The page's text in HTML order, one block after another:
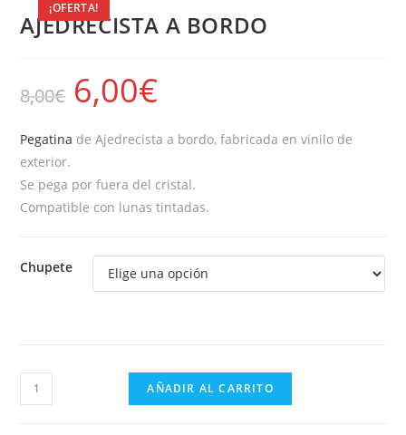
¡OFERTA!
AJEDRECISTA A BORDO
8,00€ 6,00€
Pegatina de Ajedrecista a bordo, fabricada en vinilo de
exterior.
Se pega por fuera del cristal.
Compatible con lunas tintadas.
Chupete
AJEDRECISTA
A
AÑADIR AL CARRITO